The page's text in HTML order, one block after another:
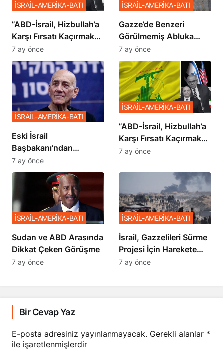
​​​​​​​”ABD-İsrail, Hizbullah’a
Karşı Fırsatı Kaçırmak
İstemiyor”
İSRAİL-AMERİKA-BATI
7 ay önce
​​​​​​​Gazze’de Benzeri
Görülmemiş Abluka
Planı
İSRAİL-AMERİKA-BATI
7 ay önce
Eski İsrail
Başbakanı’ndan
Netanyahu’ya Ağır
Sözler
İSRAİL-AMERİKA-BATI
7 ay önce
​​​​​​​”ABD-İsrail, Hizbullah’a
Karşı Fırsatı Kaçırmak
İstemiyor”
İSRAİL-AMERİKA-BATI
7 ay önce
Sudan ve ABD Arasında
Dikkat Çeken Görüşme
İSRAİL-AMERİKA-BATI
7 ay önce
İsrail, Gazzelileri Sürme
Projesi İçin Harekete
Geçti
İSRAİL-AMERİKA-BATI
7 ay önce
Bir Cevap Yaz
E-posta adresiniz yayınlanmayacak. Gerekli alanlar *
ile işaretlenmişlerdir